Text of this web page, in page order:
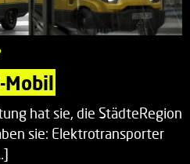
Mobil
hat sie, die StädteRegion
sie: Elektrotransporter